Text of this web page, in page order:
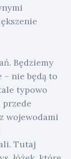
Będziemy
– nie będą to
typowo
przede
wojewodami
Tutaj